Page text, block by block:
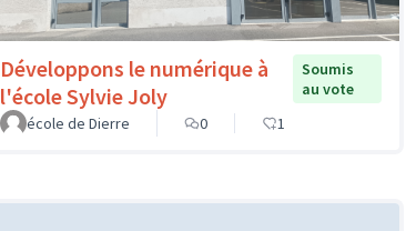
Développons le numérique à
l'école Sylvie Joly
Soumis
au vote
école de Dierre
0 1